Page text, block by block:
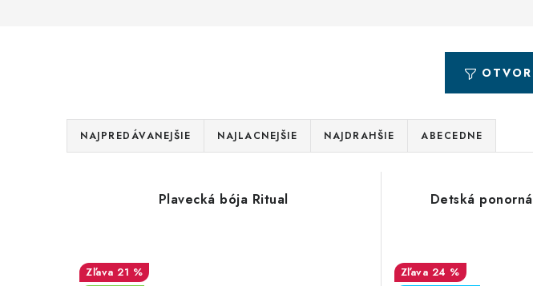
R
a
NAJPREDÁVANEJŠIE NAJLACNEJŠIE NAJDRAHŠIE ABECEDNE
p
Plavecká bója Ritual
21 %
Detská
24 %